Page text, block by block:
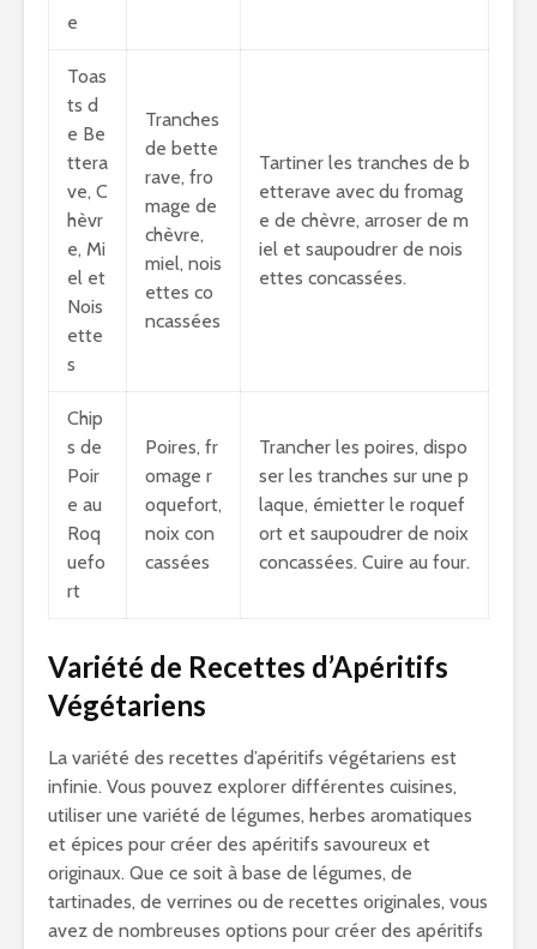
e
Toas
ts d
e Be
ttera
ve, C
hèvr
e, Mi
el et
Nois
ette
s
Tranches
de bette
rave, fro
mage de
chèvre,
miel, nois
ettes co
ncassées
Tartiner les tranches de b
etterave avec du fromag
e de chèvre, arroser de m
iel et saupoudrer de nois
ettes concassées.
Chip
s de
Poir
e au
Roq
uefo
rt
Poires, fr
omage r
oquefort,
noix con
cassées
Trancher les poires, dispo
ser les tranches sur une p
laque, émietter le roquef
ort et saupoudrer de noix
concassées. Cuire au four.
Variété de Recettes d’Apéritifs
Végétariens
La variété des recettes d’apéritifs végétariens est
infinie. Vous pouvez explorer différentes cuisines,
utiliser une variété de légumes, herbes aromatiques
et épices pour créer des apéritifs savoureux et
originaux. Que ce soit à base de légumes, de
tartinades, de verrines ou de recettes originales, vous
avez de nombreuses options pour créer des apéritifs